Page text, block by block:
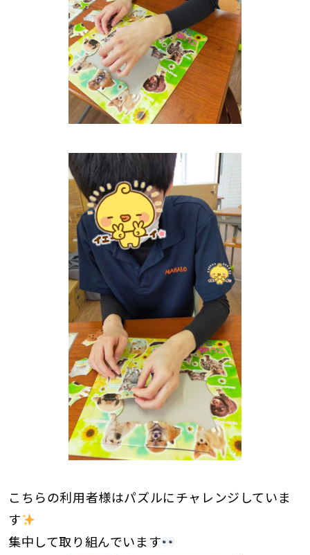
こちらの利用者様はパズルにチャレンジしていま
す
集中して取り組んでいます